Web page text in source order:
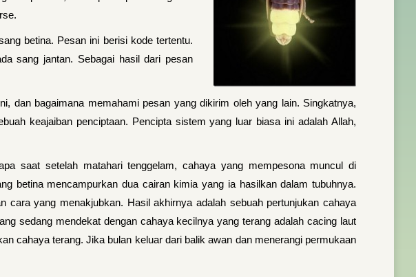
betina. Pesan ini berisi kode tertentu.
sang jantan. Sebagai hasil dari pesan
dan bagaimana memahami pesan yang dikirim oleh yang lain. Singkatnya,
keajaiban penciptaan. Pencipta sistem yang luar biasa ini adalah Allah,
saat setelah matahari tenggelam, cahaya yang mempesona muncul di
betina mencampurkan dua cairan kimia yang ia hasilkan dalam tubuhnya.
cara yang menakjubkan. Hasil akhirnya adalah sebuah pertunjukan cahaya
sedang mendekat dengan cahaya kecilnya yang terang adalah cacing laut
cahaya terang. Jika bulan keluar dari balik awan dan menerangi permukaan